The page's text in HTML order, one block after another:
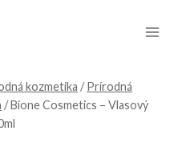
kozmetika / Prírodná
/Bione Cosmetics – Vlasový